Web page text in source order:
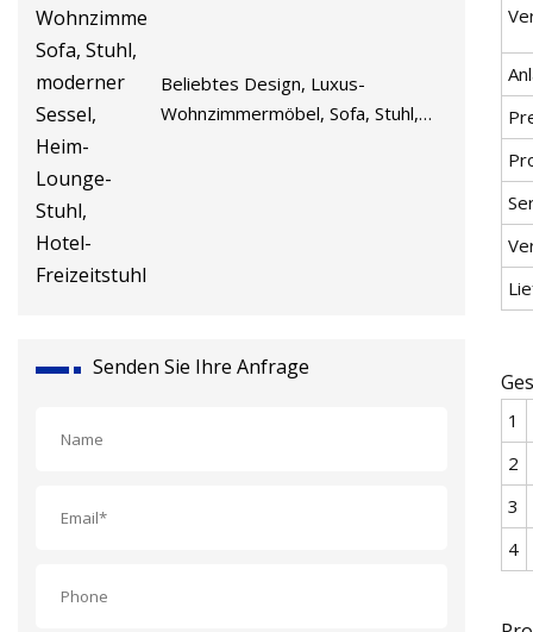
Beliebtes Design, Luxus-
Wohnzimmermöbel, Sofa, Stuhl,
Senden Sie Ihre Anfrage
1
2
3
4